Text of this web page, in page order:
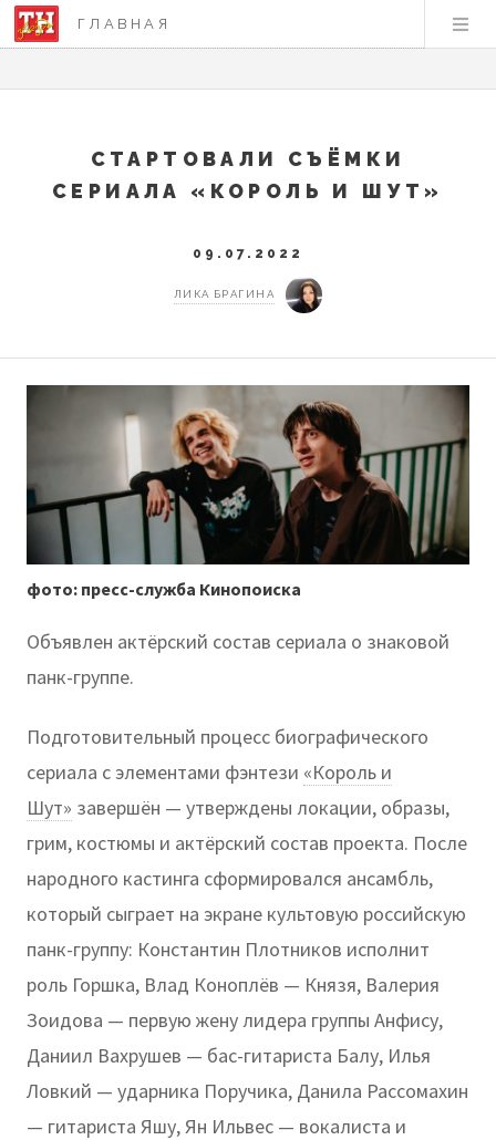
ГЛАВНАЯ
СТАРТОВАЛИ СЪЁМКИ
СЕРИАЛА «КОРОЛЬ И ШУТ»
09.07.2022
ЛИКА БРАГИНА
фото: пресс-служба Кинопоиска
Объявлен актёрский состав сериала о знаковой
панк-группе.
Подготовительный процесс биографического
сериала с элементами фэнтези «Король и
Шут» завершён — утверждены локации, образы,
грим, костюмы и актёрский состав проекта. После
народного кастинга сформировался ансамбль,
который сыграет на экране культовую российскую
панк-группу: Константин Плотников исполнит
роль Горшка, Влад Коноплёв — Князя, Валерия
Зоидова — первую жену лидера группы Анфису,
Даниил Вахрушев — бас-гитариста Балу, Илья
Ловкий — ударника Поручика, Данила Рассомахин
— гитариста Яшу, Ян Ильвес — вокалиста и